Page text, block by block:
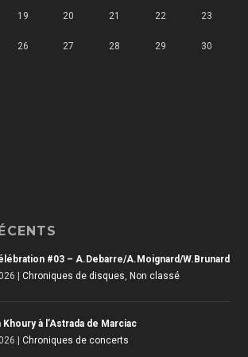
19 20 21 22 23
26 27 28 29 30
#03 – A.Debarre/A.Moignard/W.Brunard
|Chroniques de disques ,Non classé
à l’Astrada de Marciac
|Chroniques de concerts